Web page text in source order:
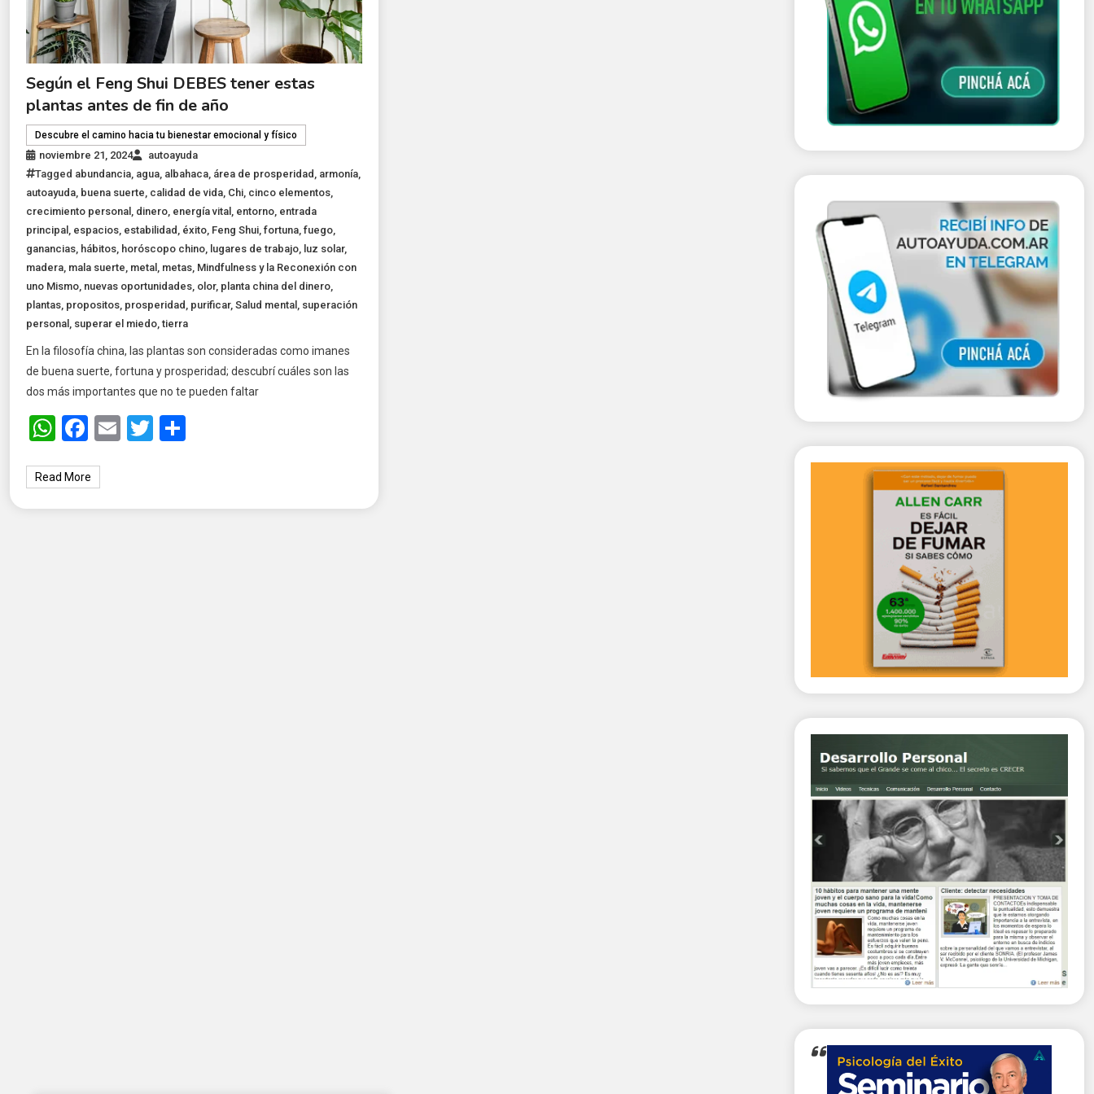
Según el Feng Shui DEBES tener estas
plantas antes de fin de año
Descubre el camino hacia tu bienestar emocional y físico
noviembre 21, 2024
autoayuda
Tagged abundancia, agua, albahaca, área de prosperidad , armonía,
autoayuda, buena suerte, calidad de vida, Chi, cinco elementos,
crecimiento personal , dinero, energía vital , entorno, entrada
principal , espacios, estabilidad , éxito, Feng Shui,fortuna,fuego,
ganancias, hábitos, horóscopo chino, lugares de trabajo, luz solar,
madera, mala suerte, metal , metas, Mindfulness y la Reconexión con
uno Mismo, nuevas oportunidades, olor, planta china del dinero,
plantas, propositos, prosperidad , purificar,Salud mental , superación
personal , superar el miedo,tierra
En la filosofía china, las plantas son consideradas como imanes
de buena suerte, fortuna y prosperidad; descubrí cuáles son las
dos más importantes que no te pueden faltar
WhatsApp
Facebook
EmailTwitter
Read More